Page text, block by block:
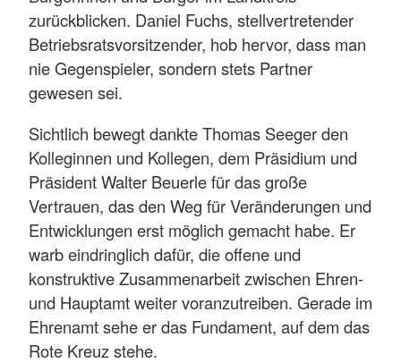
zurückblicken. Daniel Fuchs, stellvertretender
Betriebsratsvorsitzender, hob hervor, dass man
nie Gegenspieler, sondern stets Partner
gewesen sei.
Sichtlich bewegt dankte Thomas Seeger den
Kolleginnen und Kollegen, dem Präsidium und
Präsident Walter Beuerle für das große
Vertrauen, das den Weg für Veränderungen und
Entwicklungen erst möglich gemacht habe. Er
warb eindringlich dafür, die offene und
konstruktive Zusammenarbeit zwischen Ehren-
und Hauptamt weiter voranzutreiben. Gerade im
Ehrenamt sehe er das Fundament, auf dem das
Rote Kreuz stehe.